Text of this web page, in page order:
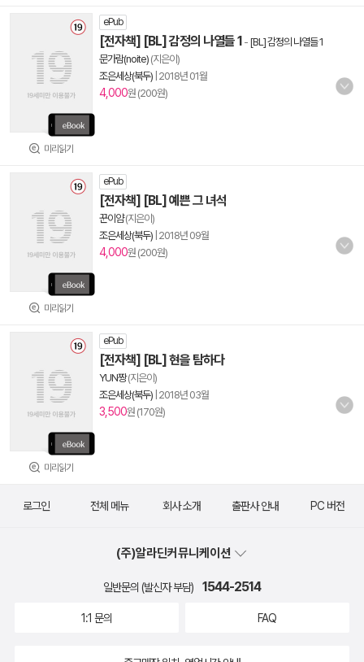
미리읽기
ePub
[전자책] [BL] 감정의 나열들 1 - [BL] 감정의 나열들 1
문가람(noite) (지은이)
조은세상(북두) 2018년 01월
4,000원 (200원)
미리읽기
ePub
[전자책] [BL] 예쁜 그 녀석
꾼이얌(지은이)
조은세상(북두) 2018년 09월
4,000원 (200원)
미리읽기
ePub
[전자책] [BL] 현을 탐하다
YUN짱(지은이)
조은세상(북두) 2018년 03월
3,500원 (170원)
로그인 전체 메뉴 회사 소개 출판사 안내 PC 버전
(주)알라딘커뮤니케이션
일반문의 (발신자 부담) 1544-2514
1:1 문의 FAQ